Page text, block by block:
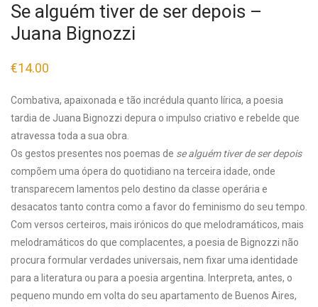
Se alguém tiver de ser depois –
Juana Bignozzi
€14.00
Combativa, apaixonada e tão incrédula quanto lírica, a poesia
tardia de Juana Bignozzi depura o impulso criativo e rebelde que
atravessa toda a sua obra.
Os gestos presentes nos poemas de se alguém tiver de ser depois
compõem uma ópera do quotidiano na terceira idade, onde
transparecem lamentos pelo destino da classe operária e
desacatos tanto contra como a favor do feminismo do seu tempo.
Com versos certeiros, mais irónicos do que melodramáticos, mais
melodramáticos do que complacentes, a poesia de Bignozzi não
procura formular verdades universais, nem fixar uma identidade
para a literatura ou para a poesia argentina. Interpreta, antes, o
pequeno mundo em volta do seu apartamento de Buenos Aires,